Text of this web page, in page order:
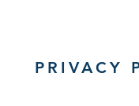
PRIVACY